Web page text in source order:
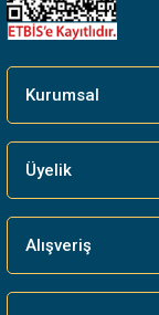
Kurumsal
Üyelik
Alışveriş